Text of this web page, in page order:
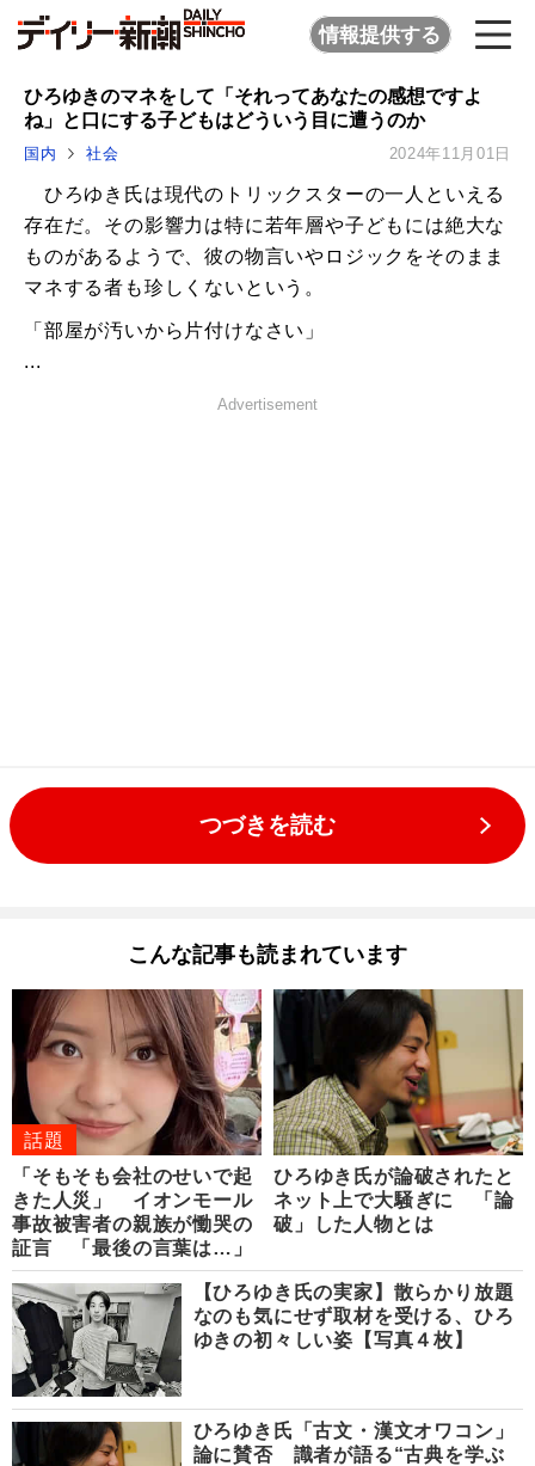
情報提供する
ひろゆきのマネをして「それってあなたの感想ですよ
ね」と口にする子どもはどういう目に遭うのか
国内 社会 2024年11月01日
ひろゆき氏は現代のトリックスターの一人といえる
存在だ。その影響力は特に若年層や子どもには絶大な
ものがあるようで、彼の物言いやロジックをそのまま
マネする者も珍しくないという。
「部屋が汚いから片付けなさい」
...
Advertisement
つづきを読む
こんな記事も読まれています
話題
「そもそも会社のせいで起
きた人災」 イオンモール
事故被害者の親族が慟哭の
証言 「最後の言葉は…」
ひろゆき氏が論破されたと
ネット上で大騒ぎに 「論
破」した人物とは
【ひろゆき氏の実家】散らかり放題
なのも気にせず取材を受ける、ひろ
ゆきの初々しい姿【写真４枚】
ひろゆき氏「古文・漢文オワコン」
論に賛否 識者が語る“古典を学ぶ